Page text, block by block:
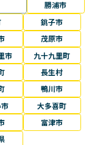
勝浦市
銚子市
茂原市
市
九十九里町
長生村
鴨川市
大多喜町
富津市